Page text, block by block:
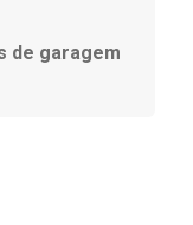
de garagem